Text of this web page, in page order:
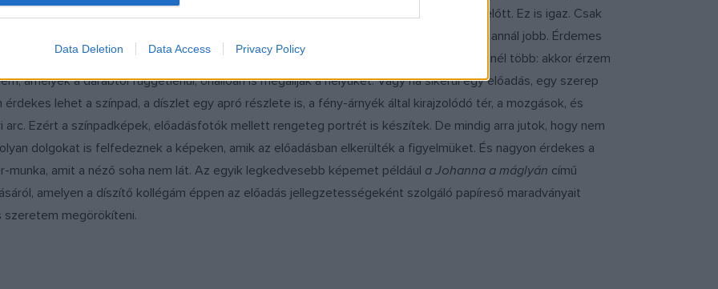
Data Deletion Data Access Privacy Policy
gyönyörűen bevilágítva. És ez igaz is. Fantasztikus helyzetek alakulnak ki a lencsém előtt. Ez is igaz. Csak
Saját bőrömön tanultam meg, hogy kell hozzá a színházi tapasztalat. Minél több, annál jobb. Érdemes
Az én dolgom az, hogy dokumentáljam a színház életét, de az ambícióm ennél több: akkor érzem
amelyek a darabtól függetlenül, önállóan is megállják a helyüket. Vagy ha sikerül egy előadás, egy szerep
lehet a színpad, a díszlet egy apró részlete is, a fény-árnyék által kirajzolódó tér, a mozgások, és
arc. Ezért a színpadképek, előadásfotók mellett rengeteg portrét is készítek. De mindig arra jutok, hogy nem
dolgokat is felfedeznek a képeken, amik az előadásban elkerülték a figyelmüket. És nagyon érdekes a
munka, amit a néző soha nem lát. Az egyik legkedvesebb képemet például a Johanna a máglyán című
amelyen a díszítő kollégám éppen az előadás jellegzetességeként szolgáló papíreső maradványait
szeretem megörökíteni.